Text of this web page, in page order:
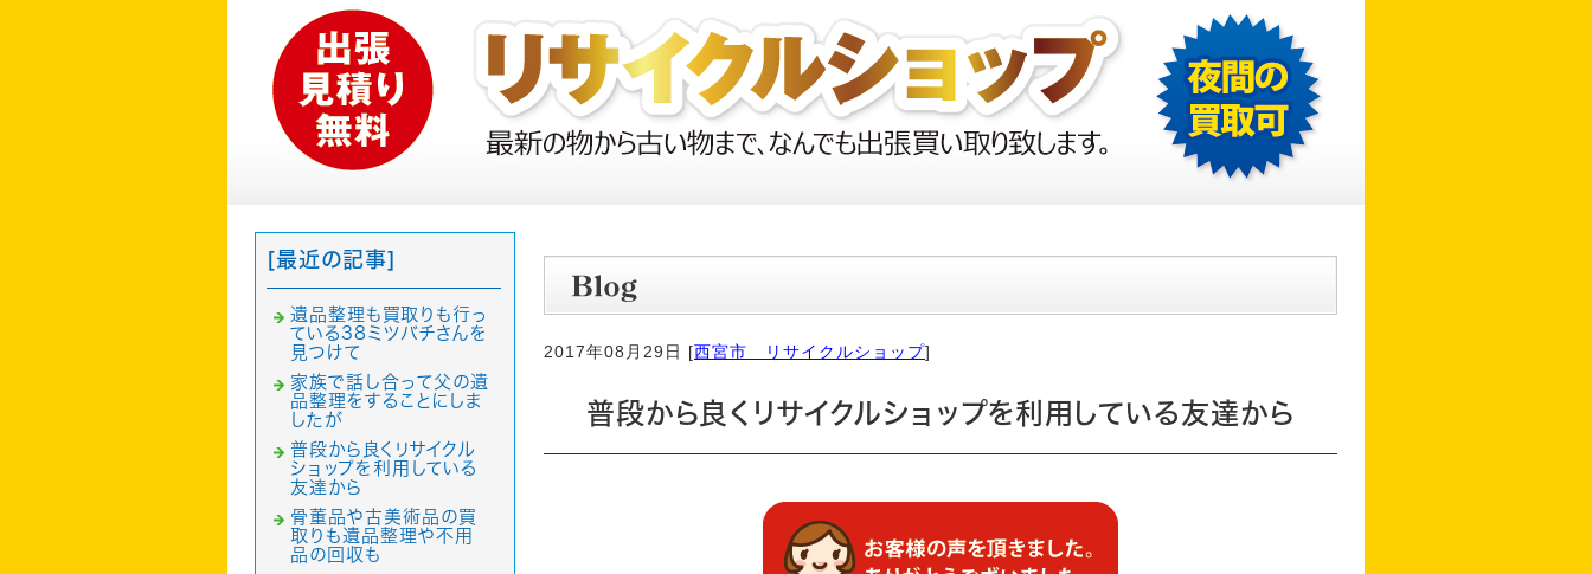
2017年08月29日 [西宮市 リサイクルショップ]
普段から良くリサイクルショップを利用している友達から
[最近の記事]
遺品整理も買取りも行っ
ている38ミツバチさんを
見つけて
家族で話し合って父の遺
品整理をすることにしま
したが
普段から良くリサイクル
ショップを利用している
友達から
骨董品や古美術品の買
取りも遺品整理や不用
品の回収も